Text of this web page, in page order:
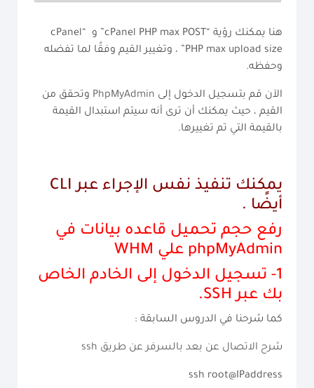
هنا يمكنك رؤية “cPanel PHP max POST” و “cPanel
PHP max upload size” ، وتغيير القيم وفقًا لما تفضله
وحفظه.
الآن قم بتسجيل الدخول إلىPhpMyAdminوتحقق من
القيم ، حيث يمكنك أن ترى أنه سيتم استبدال القيمة
بالقيمة التي تم تغييرها.
يمكنك تنفيذ نفس الإجراء عبر CLI
أيضًا .
رفع حجم تحميل قاعده بيانات في
phpMyAdmin علي WHM
تسجيل الدخول إلى الخادم الخاص
بك عبر SSH.
كما شرحنا في الدروس السابقة :
شرح الاتصال عن بعد بالسرفر عن طريق ssh
ssh root@IPaddress